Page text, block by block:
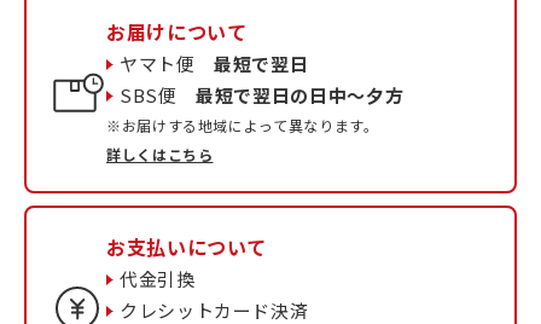
お届けについて
ヤマト便最短で翌日
SBS便最短で翌日の日中〜夕方
※お届けする地域によって異なります。
詳しくはこちら
お支払いについて
代金引換
クレシットカード決済